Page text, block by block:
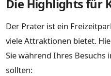
Die Highlights für
Der Prater ist ein
viele Attraktionen bietet.
Sie während Ihres Besuchs
sollten: